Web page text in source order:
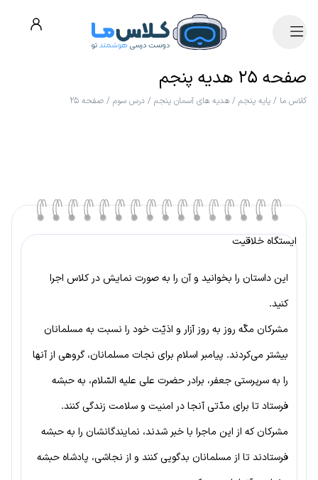
صفحه ۲۵ هدیه پنجم
کلاس ما / پایه پنجم /هدیه های آسمان پنجم / درس سوم / صفحه ۲۵
ایستگاه خلاقیت
این داستان را بخوانید و آن را به صورت نمایش در کلاس اجرا
کنید.
مشرکان مکّه روز به روز آزار و اذیّت خود را نسبت به مسلمانان
بیشتر می‌کردند. پیامبر اسلام برای نجات مسلمانان، گروهی از آنها
را به سرپرستی جعفر، برادر حضرت علی علیه السّلام، به حبشه
فرستاد تا برای مدّتی آنجا در امنیت و سلامت زندگی کنند.
مشرکان که از این ماجرا با خبر شدند، نمایندگانشان را به حبشه
فرستادند تا از مسلمانان بدگویی کنند و از نجاشی، پادشاه حبشه